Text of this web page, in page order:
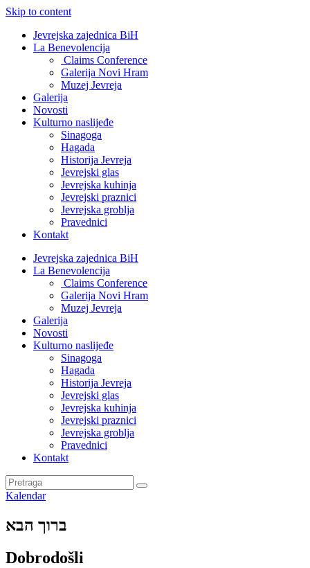
Skip to content
Jevrejska zajednica BiH
La Benevolencija
Claims Conference
Galerija Novi Hram
Muzej Jevreja
Galerija
Novosti
Kulturno naslijeđe
Sinagoga
Hagada
Historija Jevreja
Jevrejski glas
Jevrejska kuhinja
Jevrejski praznici
Jevrejska groblja
Pravednici
Kontakt
Jevrejska zajednica BiH
La Benevolencija
Claims Conference
Galerija Novi Hram
Muzej Jevreja
Galerija
Novosti
Kulturno naslijeđe
Sinagoga
Hagada
Historija Jevreja
Jevrejski glas
Jevrejska kuhinja
Jevrejski praznici
Jevrejska groblja
Pravednici
Kontakt
Kalendar
ברוך הבא
Dobrodošli